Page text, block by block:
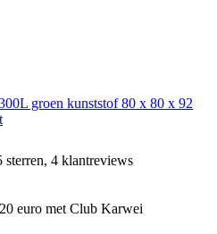
groen kunststof 80 x 80 x 92
sterren, 4 klantreviews
euro met Club Karwei